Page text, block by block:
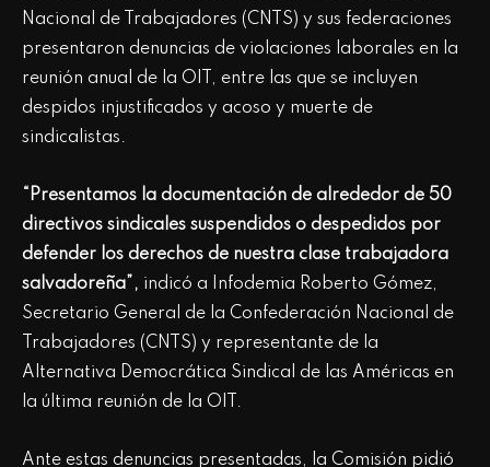
Nacional de Trabajadores (CNTS) y sus federaciones
presentaron denuncias de violaciones laborales en la
reunión anual de la OIT, entre las que se incluyen
despidos injustificados y acoso y muerte de
sindicalistas.
“Presentamos la documentación de alrededor de 50
directivos sindicales suspendidos o despedidos por
defender los derechos de nuestra clase trabajadora
salvadoreña”, indicó a Infodemia Roberto Gómez,
Secretario General de la Confederación Nacional de
Trabajadores (CNTS) y representante de la
Alternativa Democrática Sindical de las Américas en
la última reunión de la OIT.
Ante estas denuncias presentadas, la Comisión pidió